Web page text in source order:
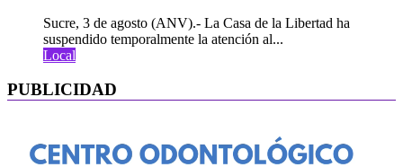
Sucre, 3 de agosto (ANV).- La Casa de la Libertad ha
suspendido temporalmente la atención al...
Local
PUBLICIDAD